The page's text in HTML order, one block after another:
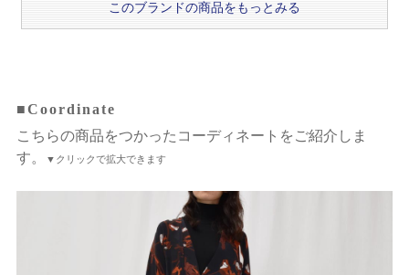
このブランドの商品をもっとみる
■Coordinate
こちらの商品をつかったコーディネートをご紹介しま
す。
▼クリックで拡大できます